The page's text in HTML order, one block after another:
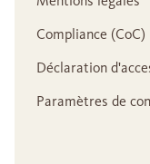
Compliance (CoC)
Déclaration
Paramètres de